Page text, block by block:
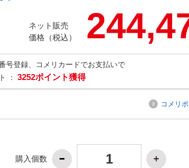
ネット販売
価格（税込）
号登録、コメリカードでお支払いで
： 3252ポイント獲得
コメリ
購入個数